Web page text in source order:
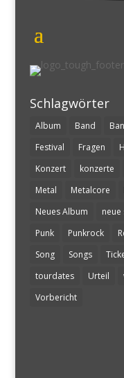
Schlagwörter
Album Band
Festival
Fragen
Konzert
konzerte
Metal
Metalcore
Neues Album
neue
Punk
Punkrock
Song
Songs
tourdates
Urteil
Vorbericht